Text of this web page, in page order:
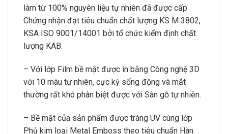
làm từ 100% nguyên liệu tự nhiên đã được cấp
Chứng nhận đạt tiêu chuẩn chất lượng KS M 3802,
KSA ISO 9001/14001 bởi tổ chức kiểm định chất
lượng KAB.
– Với lớp Film bề mặt được in bằng Công nghệ 3D
với 10 màu tự nhiên, cực kỳ sống động và mắt
thường rất khó phân biệt được với Sàn gỗ tự nhiên.
– Bề mặt của sản phẩm được tráng UV cùng lớp
Phủ kim loại Metal Emboss theo tiêu chuẩn Hàn